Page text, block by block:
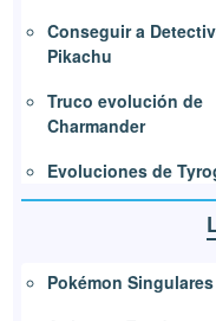
Conseguir a
Pikachu
Truco evolución de
Charmander
Evoluciones de
Pokémon Singulares